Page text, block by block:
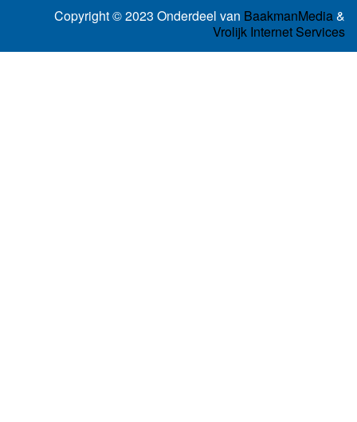
Copyright © 2023 Onderdeel van BaakmanMedia&
Vrolijk Internet Services